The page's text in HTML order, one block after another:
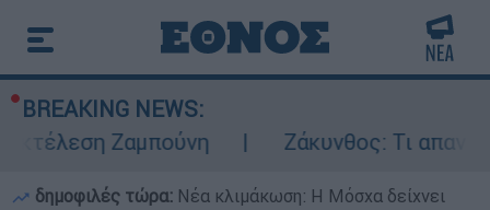
BREAKING NEWS:
Ζαμπούνη
Ζάκυνθος: Τι
δημοφιλές τώρα: Νέα κλιμάκωση: Η Μόσχα δείχνει